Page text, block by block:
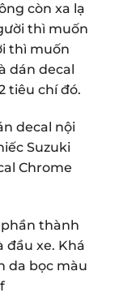
còn xa lạ
thì muốn
thì muốn
dán decal
tiêu chí đó.
decal nội
Suzuki
Chrome
phần thành
đầu xe. Khá
da bọc màu